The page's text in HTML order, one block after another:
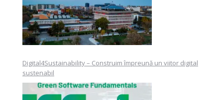
Digital4Sustainability – Construim împreună un viitor digital
sustenabil